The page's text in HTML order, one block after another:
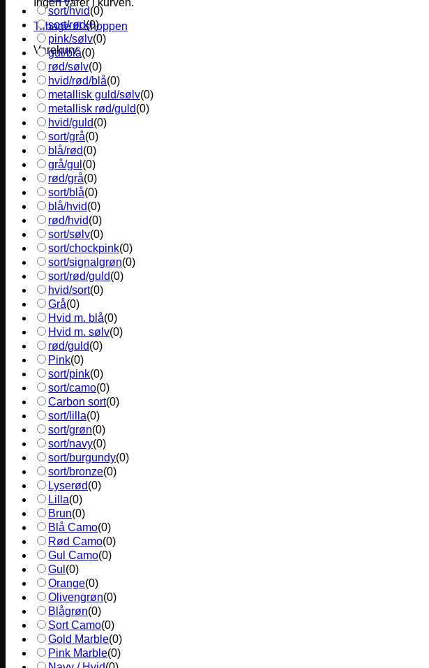
Ingen varer i kurven.
Tilbage til shoppen
Varekurv
sort/hvid(0)
sort/rød(0)
pink/sølv(0)
gul/blå(0)
rød/sølv(0)
hvid/rød/blå(0)
metallisk guld/sølv(0)
metallisk rød/guld(0)
hvid/guld(0)
sort/grå(0)
blå/rød(0)
grå/gul (0)
rød/grå(0)
sort/blå(0)
blå/hvid(0)
rød/hvid(0)
sort/sølv(0)
sort/chockpink(0)
sort/signalgrøn(0)
sort/rød/guld(0)
hvid/sort(0)
Grå(0)
Hvid m. blå(0)
Hvid m. sølv(0)
rød/guld(0)
Pink(0)
sort/pink(0)
sort/camo(0)
Carbon sort(0)
sort/lilla(0)
sort/grøn(0)
sort/navy(0)
sort/burgundy(0)
sort/bronze(0)
Lyserød(0)
Lilla(0)
Brun(0)
Blå Camo(0)
Rød Camo(0)
Gul Camo(0)
Gul (0)
Orange(0)
Olivengrøn(0)
Blågrøn(0)
Sort Camo(0)
Gold Marble(0)
Pink Marble(0)